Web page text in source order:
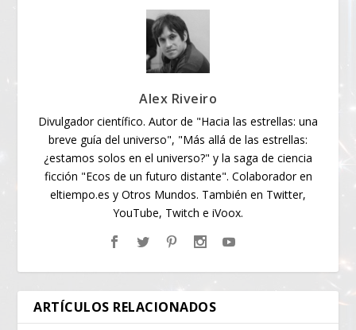
Alex Riveiro
Divulgador científico. Autor de "Hacia las estrellas: una
breve guía del universo", "Más allá de las estrellas:
¿estamos solos en el universo?" y la saga de ciencia
ficción "Ecos de un futuro distante". Colaborador en
eltiempo.es y Otros Mundos. También en Twitter,
YouTube, Twitch e iVoox.
ARTÍCULOS RELACIONADOS